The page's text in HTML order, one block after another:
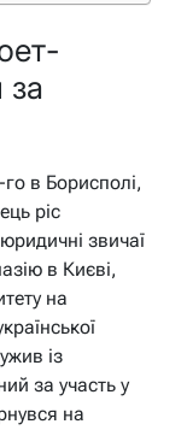
за
в Борисполі,
ріс
звичаї
в Києві,
на
із
за участь у
на